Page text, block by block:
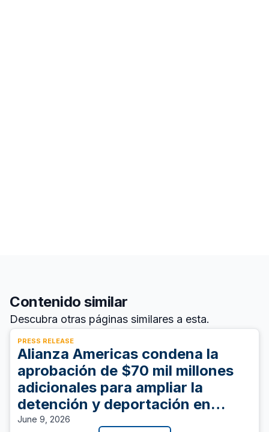
Contenido similar
Descubra otras páginas similares a esta.
PRESS RELEASE
Alianza Americas condena la
aprobación de $70 mil millones
adicionales para ampliar la
detención y deportación en
Estados Unidos
June 9, 2026